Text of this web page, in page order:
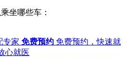
坐哪些车：
专家 免费预约 免费预约，快速就
心就医